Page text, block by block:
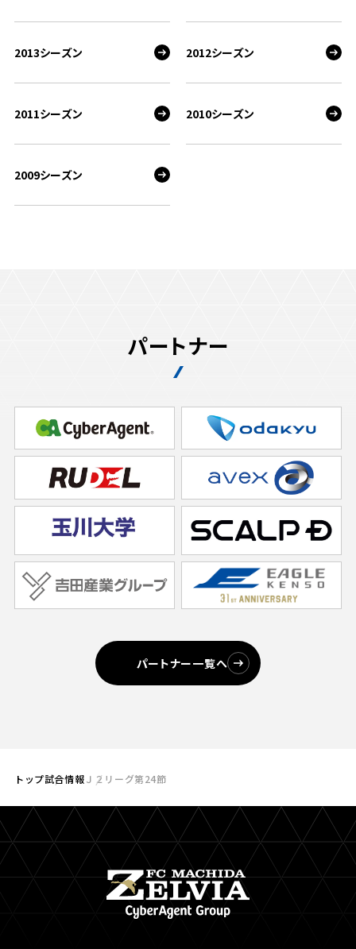
2013シーズン 2012シーズン
2011シーズン 2010シーズン
2009シーズン
パートナー
パートナー一覧へ
トップ試合情報Ｊ２リーグ第24節